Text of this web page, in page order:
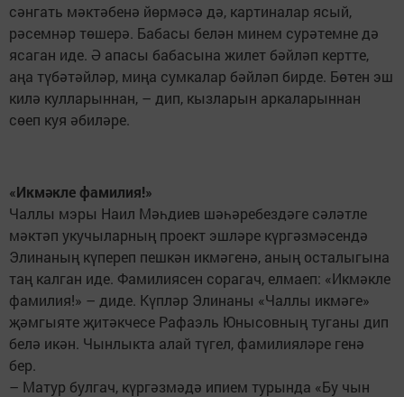
сәнгать мәктәбенә йөрмәсә дә, картиналар ясый,
рәсемнәр төшерә. Бабасы белән минем сурәтемне дә
ясаган иде. Ә апасы бабасына жилет бәйләп кертте,
аңа түбәтәйләр, миңа сумкалар бәйләп бирде. Бөтен эш
килә кулларыннан, – дип, кызларын аркаларыннан
сөеп куя әбиләре.
«Икмәкле фамилия!»
Чаллы мэры Наил Мәһдиев шәһәребездәге сәләтле
мәктәп укучыларның проект эшләре күргәзмәсендә
Элинаның күпереп пешкән икмәгенә, аның осталыгына
таң калган иде. Фамилиясен сорагач, елмаеп: «Икмәкле
фамилия!» – диде. Күпләр Элинаны «Чаллы икмәге»
җәмгыяте җитәкчесе Рафаэль Юнысовның туганы дип
белә икән. Чынлыкта алай түгел, фамилияләре генә
бер.
– Матур булгач, күргәзмәдә ипием турында «Бу чын